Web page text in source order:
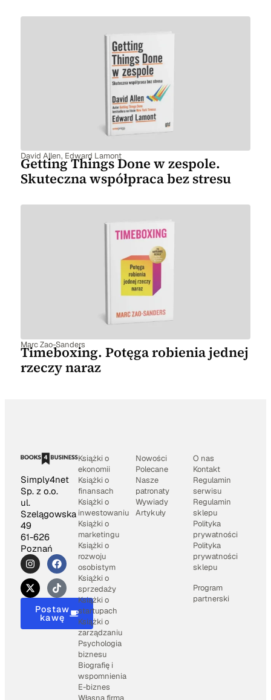
David Allen, Edward Lamont
Getting Things Done w zespole.
Skuteczna współpraca bez stresu
Marc Zao-Sanders
Timeboxing. Potęga robienia jednej
rzeczy naraz
Simply4net
Sp. z o.o.
ul.
Szelągowska
49
61-626
Poznań
Postaw
kawę
Książki o
ekonomii
Książki o
finansach
Książki o
inwestowaniu
Książki o
marketingu
Książki o
rozwoju
osobistym
Książki o
sprzedaży
Książki o
startupach
Książki o
zarządzaniu
Psychologia
biznesu
Biografię i
wspomnienia
E-biznes
Własna firma
Nowości
Polecane
Nasze
patronaty
Wywiady
Artykuły
O nas
Kontakt
Regulamin
serwisu
Regulamin
sklepu
Polityka
prywatności
Polityka
prywatności
sklepu
Program
partnerski